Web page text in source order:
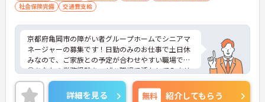
経験、面接等の採用業務経験あれば尚可 ■
者研修、介護福祉士など）あれば尚可
社会保険完備
交通費支給
京都府亀岡市の障がい者グループホームでシニアマ
ネージャーの募集です！日勤のみのお仕事で土日休
みなので、ご家族との予定が合わせやすい職場です
◎あなたの業務経験を、ぜひ職場で活かしてみませ
んか？ご興味のある方は、面接ポイントをお伝えし
ますので、お気軽にご連絡ください。
詳細を見る 無料 紹介してもらう